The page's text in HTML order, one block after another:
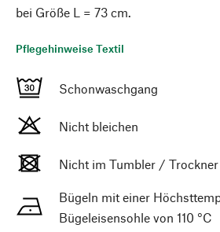
bei Größe L = 73 cm.
Pflegehinweise Textil
Schonwaschgang
Nicht bleichen
Nicht im Tumbler /
Bügeln mit einer
Bügeleisensohle von 110 °C